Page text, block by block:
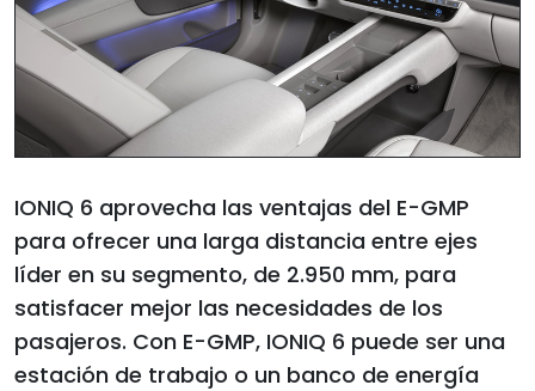
IONIQ 6 aprovecha las ventajas del E-GMP
para ofrecer una larga distancia entre ejes
líder en su segmento, de 2.950 mm, para
satisfacer mejor las necesidades de los
pasajeros. Con E-GMP, IONIQ 6 puede ser una
estación de trabajo o un banco de energía